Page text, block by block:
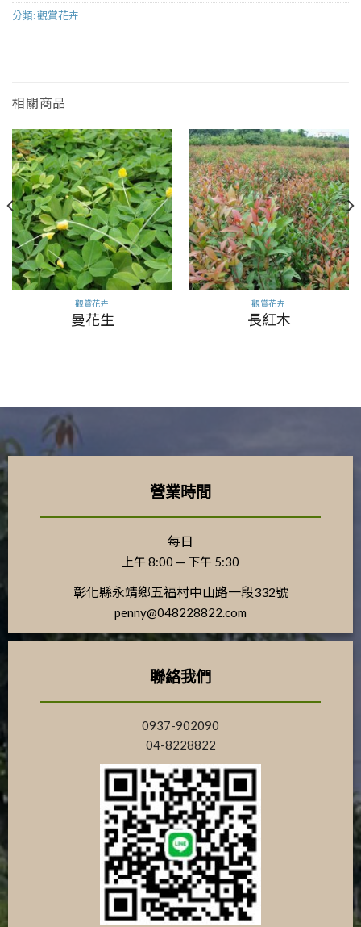
分類:觀賞花卉
相關商品
觀賞花卉
曼花生
觀賞花卉
長紅木
營業時間
每日
上午 8:00 — 下午 5:30
彰化縣永靖鄉五福村中山路一段332號
penny@048228822.com
聯絡我們
0937-902090
04-8228822